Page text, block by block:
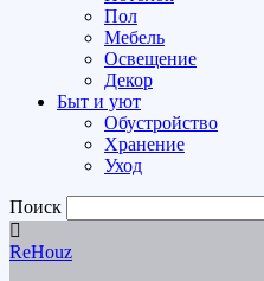
Пол
Мебель
Освещение
Декор
Быт и уют
Обустройство
Хранение
Уход
Поиск
ReHouz